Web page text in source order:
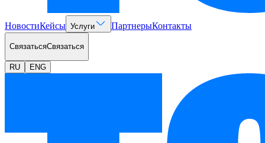
НовостиКейсы Услуги ПартнерыКонтакты
СвязатьсяСвязаться
RU ENG